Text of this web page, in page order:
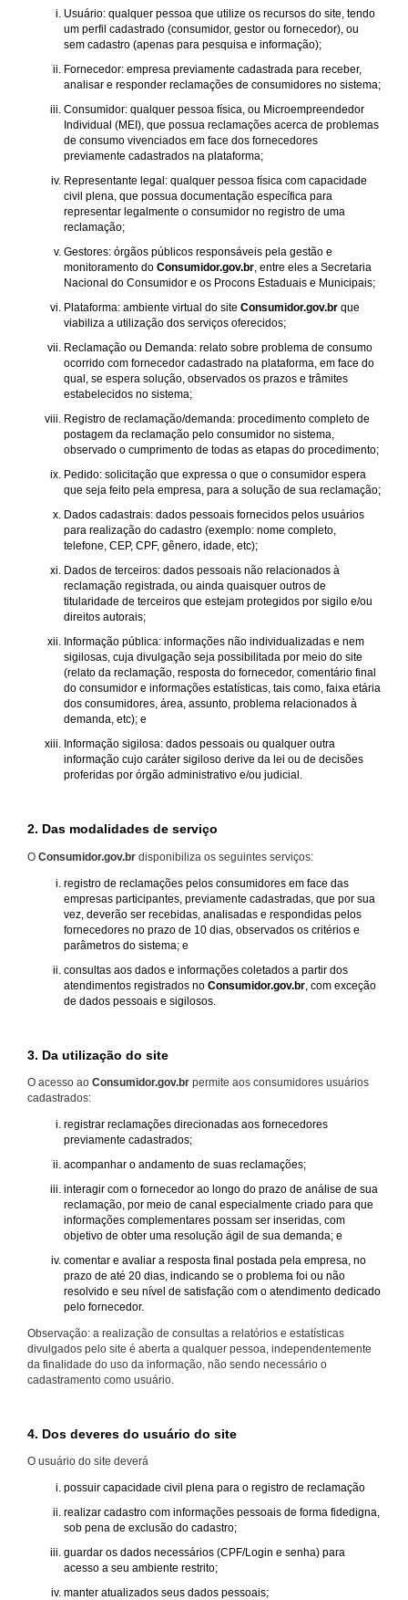
Usuário: qualquer pessoa que utilize os recursos do site, tendo
um perfil cadastrado (consumidor, gestor ou fornecedor), ou
sem cadastro (apenas para pesquisa e informação);
Fornecedor: empresa previamente cadastrada para receber,
analisar e responder reclamações de consumidores no sistema;
Consumidor: qualquer pessoa física, ou Microempreendedor
Individual (MEI), que possua reclamações acerca de problemas
de consumo vivenciados em face dos fornecedores
previamente cadastrados na plataforma;
Representante legal: qualquer pessoa física com capacidade
civil plena, que possua documentação específica para
representar legalmente o consumidor no registro de uma
reclamação;
Gestores: órgãos públicos responsáveis pela gestão e
monitoramento do Consumidor.gov.br, entre eles a Secretaria
Nacional do Consumidor e os Procons Estaduais e Municipais;
Plataforma: ambiente virtual do site Consumidor.gov.br que
viabiliza a utilização dos serviços oferecidos;
Reclamação ou Demanda: relato sobre problema de consumo
ocorrido com fornecedor cadastrado na plataforma, em face do
qual, se espera solução, observados os prazos e trâmites
estabelecidos no sistema;
Registro de reclamação/demanda: procedimento completo de
postagem da reclamação pelo consumidor no sistema,
observado o cumprimento de todas as etapas do procedimento;
Pedido: solicitação que expressa o que o consumidor espera
que seja feito pela empresa, para a solução de sua reclamação;
Dados cadastrais: dados pessoais fornecidos pelos usuários
para realização do cadastro (exemplo: nome completo,
telefone, CEP, CPF, gênero, idade, etc);
Dados de terceiros: dados pessoais não relacionados à
reclamação registrada, ou ainda quaisquer outros de
titularidade de terceiros que estejam protegidos por sigilo e/ou
direitos autorais;
Informação pública: informações não individualizadas e nem
sigilosas, cuja divulgação seja possibilitada por meio do site
(relato da reclamação, resposta do fornecedor, comentário final
do consumidor e informações estatísticas, tais como, faixa etária
dos consumidores, área, assunto, problema relacionados à
demanda, etc); e
Informação sigilosa: dados pessoais ou qualquer outra
informação cujo caráter sigiloso derive da lei ou de decisões
proferidas por órgão administrativo e/ou judicial.
2. Das modalidades de serviço
O Consumidor.gov.br disponibiliza os seguintes serviços:
registro de reclamações pelos consumidores em face das
empresas participantes, previamente cadastradas, que por sua
vez, deverão ser recebidas, analisadas e respondidas pelos
fornecedores no prazo de 10 dias, observados os critérios e
parâmetros do sistema; e
consultas aos dados e informações coletados a partir dos
atendimentos registrados no Consumidor.gov.br , com exceção
de dados pessoais e sigilosos.
3. Da utilização do site
O acesso ao Consumidor.gov.br permite aos consumidores usuários
cadastrados:
registrar reclamações direcionadas aos fornecedores
previamente cadastrados;
acompanhar o andamento de suas reclamações;
interagir com o fornecedor ao longo do prazo de análise de sua
reclamação, por meio de canal especialmente criado para que
informações complementares possam ser inseridas, com
objetivo de obter uma resolução ágil de sua demanda; e
comentar e avaliar a resposta final postada pela empresa, no
prazo de até 20 dias, indicando se o problema foi ou não
resolvido e seu nível de satisfação com o atendimento dedicado
pelo fornecedor.
Observação: a realização de consultas a relatórios e estatísticas
divulgados pelo site é aberta a qualquer pessoa, independentemente
da finalidade do uso da informação, não sendo necessário o
cadastramento como usuário.
4. Dos deveres do usuário do site
O usuário do site deverá
possuir capacidade civil plena para o registro de reclamação
realizar cadastro com informações pessoais de forma fidedigna,
sob pena de exclusão do cadastro;
guardar os dados necessários (CPF/Login e senha) para
acesso a seu ambiente restrito;
manter atualizados seus dados pessoais;